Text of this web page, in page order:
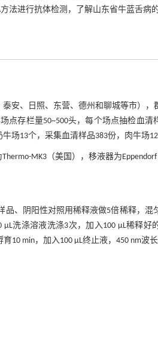
法进行抗体检测，了解山东省牛蓝舌病
安、日照、东营、德州和聊城等市）
点存栏量50~500头，每个场点抽检血
场13个，采集血清样品383份，肉牛场
MK3（美国），移液器为Eppendorf
、阴阳性对照用稀释液做5倍稀释，混
洗涤溶液洗涤3次，加入100 μL稀释
10 min，加入100 μL终止液，450 nm波